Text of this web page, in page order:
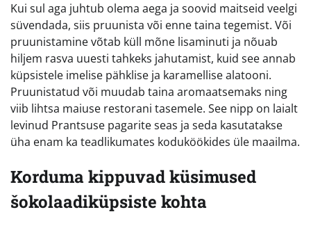
Kui sul aga juhtub olema aega ja soovid maitseid veelgi
süvendada, siis pruunista või enne taina tegemist. Või
pruunistamine võtab küll mõne lisaminuti ja nõuab
hiljem rasva uuesti tahkeks jahutamist, kuid see annab
küpsistele imelise pähklise ja karamellise alatooni.
Pruunistatud või muudab taina aromaatsemaks ning
viib lihtsa maiuse restorani tasemele. See nipp on laialt
levinud Prantsuse pagarite seas ja seda kasutatakse
üha enam ka teadlikumates koduköökides üle maailma.
Korduma kippuvad küsimused
šokolaadiküpsiste kohta